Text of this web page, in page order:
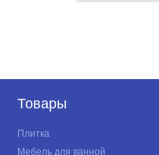
Товары
Плитка
Мебель для ванной